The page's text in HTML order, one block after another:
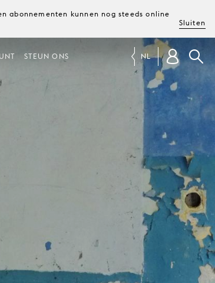
abonnementen kunnen nog steeds online
Sluiten
STEUN ONS NL